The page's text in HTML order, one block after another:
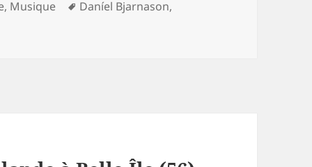
, Musique
Mots-
Daníel Bjarnason,